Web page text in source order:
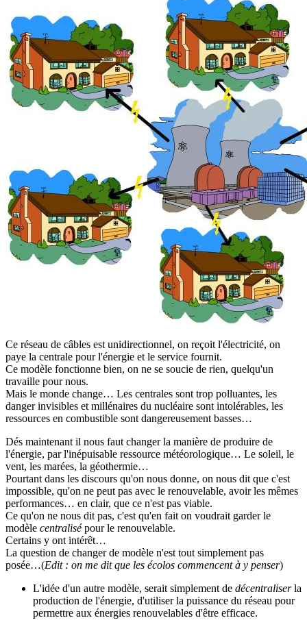
Ce réseau de câbles est unidirectionnel, on reçoit l'électricité, on
paye la centrale pour l'énergie et le service fournit.
Ce modèle fonctionne bien, on ne se soucie de rien, quelqu'un
travaille pour nous.
Mais le monde change… Les centrales sont trop polluantes, les
danger invisibles et millénaires du nucléaire sont intolérables, les
ressources en combustible sont dangereusement basses…
Dés maintenant il nous faut changer la manière de produire de
l'énergie, par l'inépuisable ressource météorologique… Le soleil, le
vent, les marées, la géothermie…
Pourtant dans les discours qu'on nous donne, on nous dit que c'est
impossible, qu'on ne peut pas avec le renouvelable, avoir les mêmes
performances… en clair, que ce n'est pas viable.
Ce qu'on ne nous dit pas, c'est qu'en fait on voudrait garder le
modèle centralisépour le renouvelable.
Certains y ont intérêt…
La question de changer de modèle n'est tout simplement pas
posée…(Edit : on me dit que les écolos commencent à y penser)
L'idée d'un autre modèle, serait simplement de décentraliserla
production de l'énergie, d'utiliser la puissance du réseau pour
permettre aux énergies renouvelables d'être efficace.